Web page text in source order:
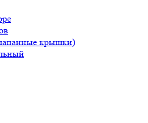
крышки)